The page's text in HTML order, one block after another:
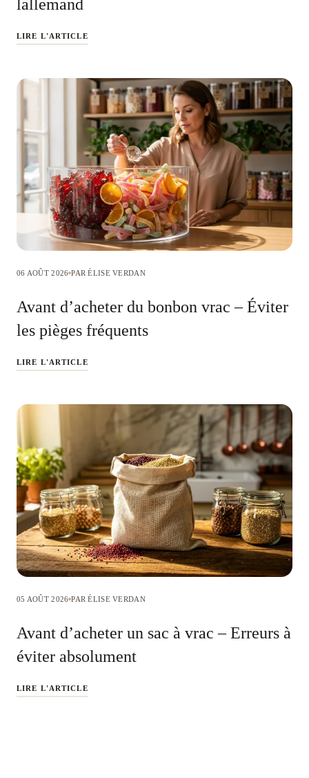
lallemand
LIRE L'ARTICLE
06 AOÛT 2026 PAR ÉLISE VERDAN
Avant d’acheter du bonbon vrac – Éviter
les pièges fréquents
LIRE L'ARTICLE
05 AOÛT 2026 PAR ÉLISE VERDAN
Avant d’acheter un sac à vrac – Erreurs à
éviter absolument
LIRE L'ARTICLE